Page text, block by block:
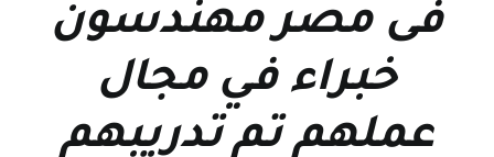
فى مصر مهندسون
خبراء في مجال
عملهم تم تدريبهم